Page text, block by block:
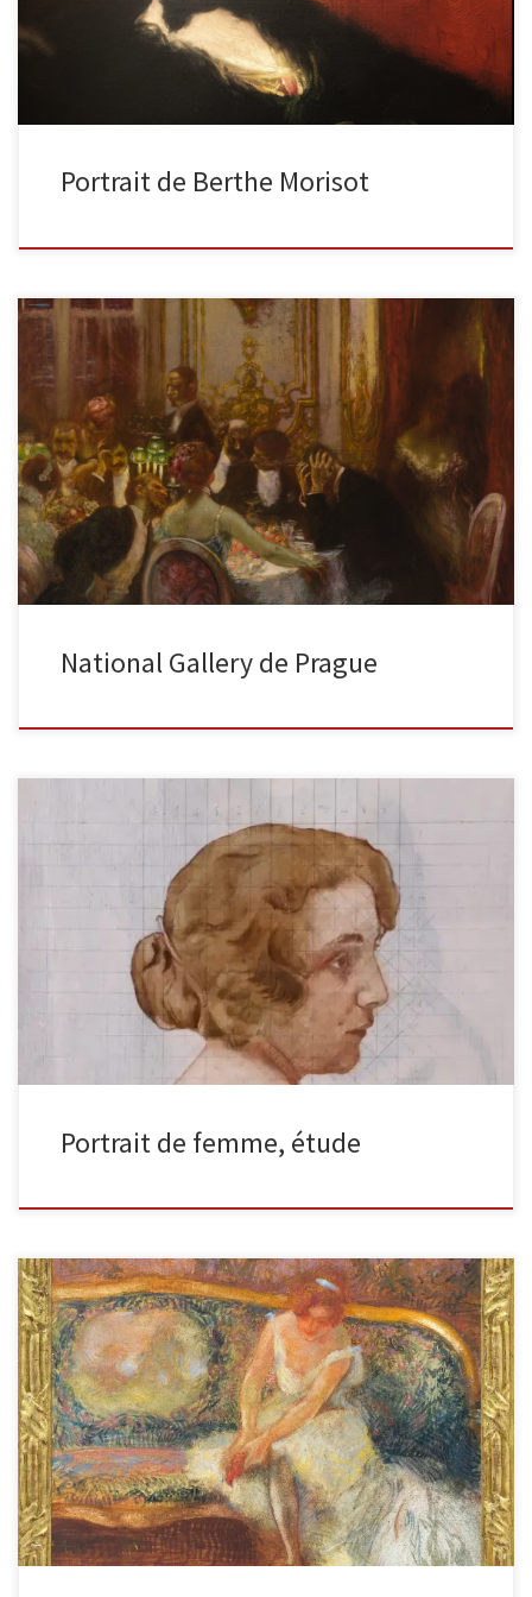
Portrait de Berthe Morisot
Le souper huile sur toile, 1890, 146 x 157cm, signé en bas à droite
Nous y voyons au centre Gaston […]
National Gallery de Prague
Portrait de femme, étude huile sur toile non signée (annotation
manuscrite au dos « Gaston La Touche »), 38 x 46 cm […]
Portrait de femme, étude
Ballerine assisecrayon et gouache sur carton signé en bas à droite
23,1 x 24,3 cm Admirez l’apport de couleurs ! Là où Degas […]